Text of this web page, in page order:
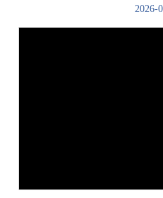
2026-